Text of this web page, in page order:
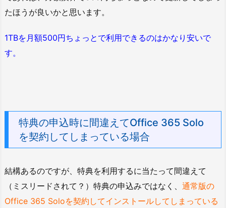
たほうが良いかと思います。
1TBを月額500円ちょっとで利用できるのはかなり安いで
す。
特典の申込時に間違えてOffice 365 Solo
を契約してしまっている場合
結構あるのですが、特典を利用するに当たって間違えて
（ミスリードされて？）特典の申込みではなく、 通常版の
Office 365 Soloを契約してインストールしてしまっている